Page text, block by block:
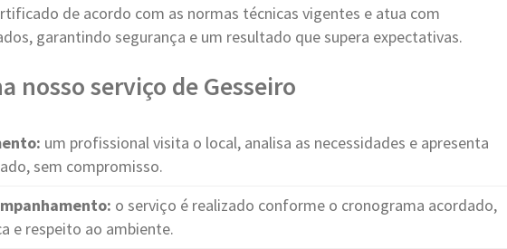
de acordo com as normas técnicas vigentes e atua com
garantindo segurança e um resultado que supera expectativas.
nosso serviço de Gesseiro
um profissional visita o local, analisa as necessidades e apresenta
sem compromisso.
o serviço é realizado conforme o cronograma acordado,
e respeito ao ambiente.